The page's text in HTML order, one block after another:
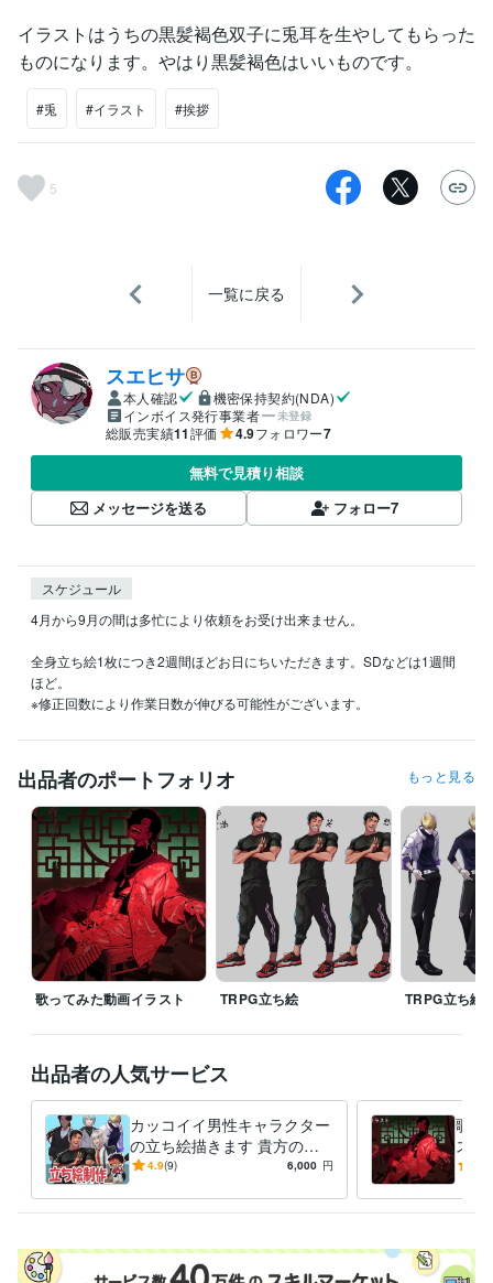
イラストはうちの黒髪褐色双子に兎耳を生やしてもらった
ものになります。やはり黒髪褐色はいいものです。
#兎 #イラスト #挨拶
5
一覧に戻る
スエヒサ
本人確認
機密保持契約(NDA)
インボイス発行事業者
未登録
総販売実績11評価 4.9フォロワー7
無料で見積り相談
メッセージを送る
フォロー7
スケジュール
4月から9月の間は多忙により依頼をお受け出来ません。
全身立ち絵1枚につき2週間ほどお日にちいただきます。SDなどは1週間
ほど。
※修正回数により作業日数が伸びる可能性がございます。
出品者のポートフォリオ もっと見る
歌ってみた動画イラスト TRPG立ち絵 TRPG立ち絵
出品者の人気サービス
カッコイイ男性キャラクター
の立ち絵描きます 貴方のこ
んな子欲しい！を力強く魅力
4.9(9) 6,000 円
歌っ
スト
来ま